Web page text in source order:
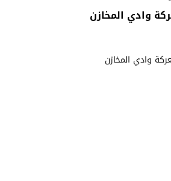
وادي المخازن